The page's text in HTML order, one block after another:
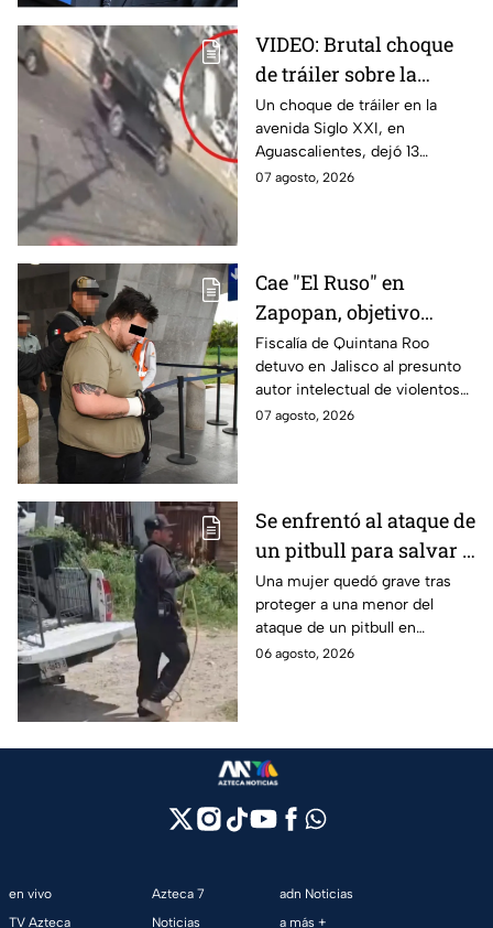
VIDEO: Brutal choque
de tráiler sobre la
avenida Siglo XXI en
Aguascalientes deja
varios heridos y
destrozos
Un choque de tráiler en la
avenida Siglo XXI, en
Aguascalientes, dejó 13
heridos y varios vehículos
07 agosto, 2026
Cae "El Ruso" en
Zapopan, objetivo
prioritario en Playa del
Carmen
Fiscalía de Quintana Roo
detuvo en Jalisco al presunto
autor intelectual de violentos
ataques en fraccionamientos
07 agosto, 2026
Se enfrentó al ataque de
un pitbull para salvar a
una menor; hoy lucha
por su vida en Zapopan
Una mujer quedó grave tras
proteger a una menor del
ataque de un pitbull en
Zapopan; la víctima sufrió
06 agosto, 2026
en vivo
TV Azteca
Azteca 7
Noticias
adn Noticias
a más +